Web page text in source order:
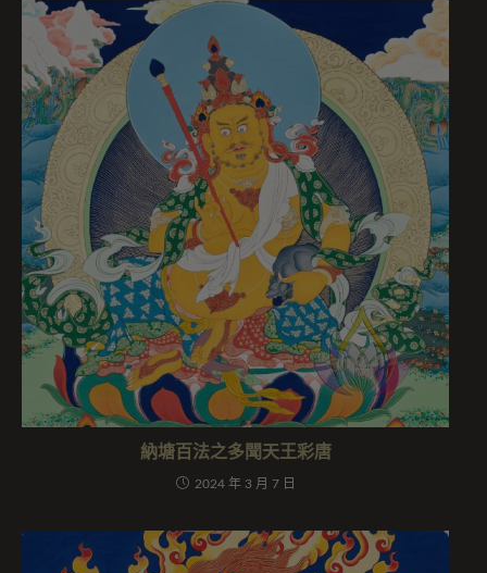
納塘百法之多聞天王彩唐
2024 年 3 月 7 日